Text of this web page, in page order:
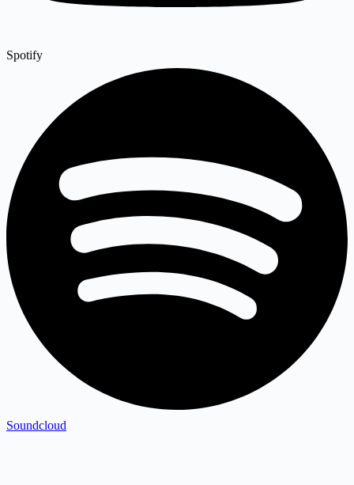
Spotify
Soundcloud